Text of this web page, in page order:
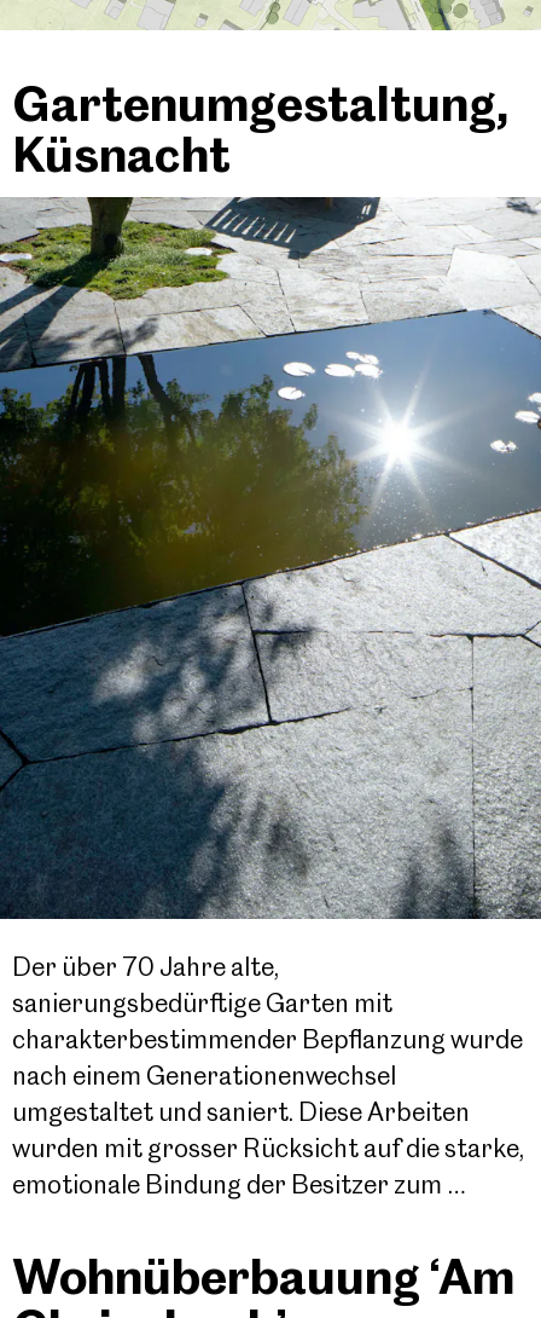
Gartenumgestaltung,
Küsnacht
Der über 70 Jahre alte,
sanierungsbedürftige Garten mit
charakterbestimmender Bepflanzung wurde
nach einem Generationenwechsel
umgestaltet und saniert. Diese Arbeiten
wurden mit grosser Rücksicht auf die starke,
emotionale Bindung der Besitzer zum …
Wohnüberbauung ‘Am